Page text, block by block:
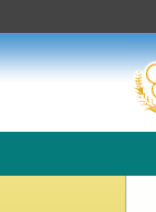
到
主
要